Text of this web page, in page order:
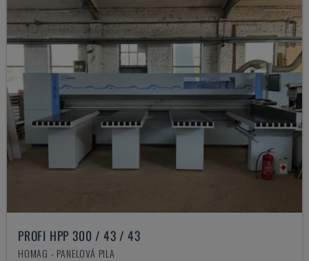
PROFI HPP 300 / 43 / 43
HOMAG - PANELOVÁ PILA